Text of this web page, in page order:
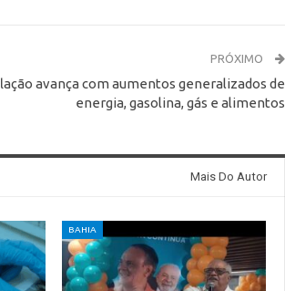
PRÓXIMO
avança com aumentos generalizados de
energia, gasolina, gás e alimentos
Mais Do Autor
BAHIA